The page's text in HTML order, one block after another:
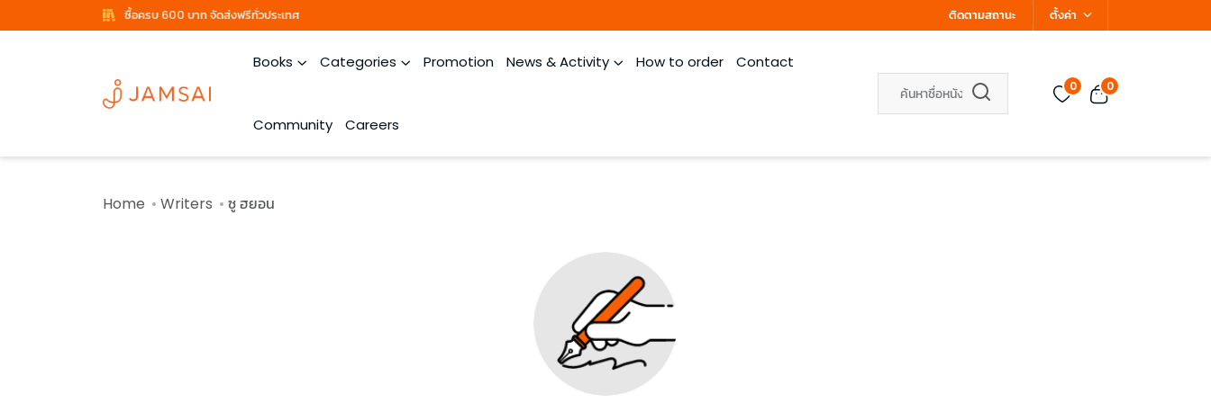
ซื้อครบ 600 บาท จัดส่งฟรีทั่วประเทศ ติดตามสถานะ ตั้งค่า
Books Categories Promotion News & Activity How to order Contact
Community Careers
0 0
Home Writers ซู ฮยอน